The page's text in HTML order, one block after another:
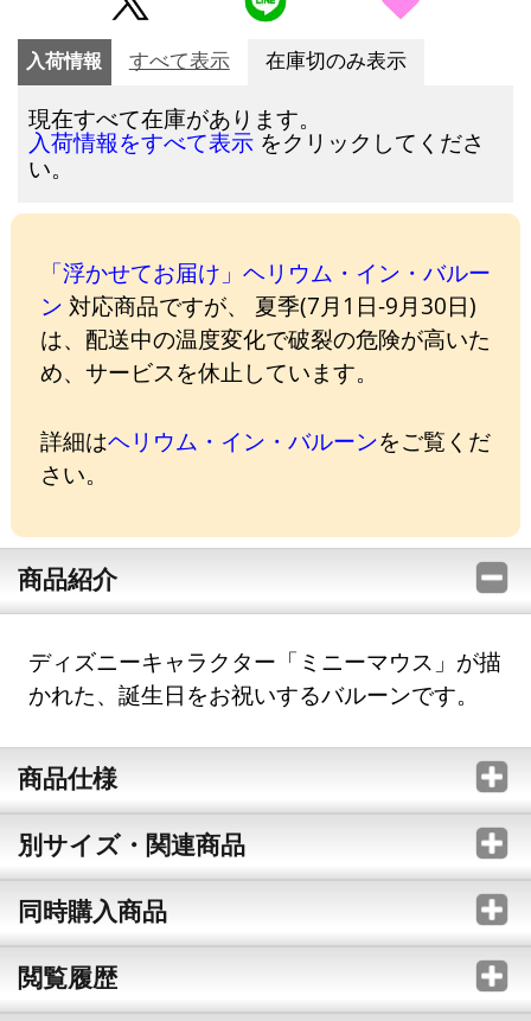
入荷情報 すべて表示 在庫切のみ表示
現在すべて在庫があります。
入荷情報をすべて表示 をクリックしてくださ
い。
「浮かせてお届け」ヘリウム・イン・バルー
ン 対応商品ですが、 夏季(7月1日-9月30日)
は、配送中の温度変化で破裂の危険が高いた
め、サービスを休止しています。
詳細はヘリウム・イン・バルーンをご覧くだ
さい。
商品紹介
ディズニーキャラクター「ミニーマウス」が描
かれた、誕生日をお祝いするバルーンです。
商品仕様
別サイズ・関連商品
同時購入商品
閲覧履歴